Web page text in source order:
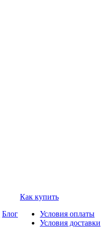
Блог
Как купить
Условия оплаты
Условия доставки